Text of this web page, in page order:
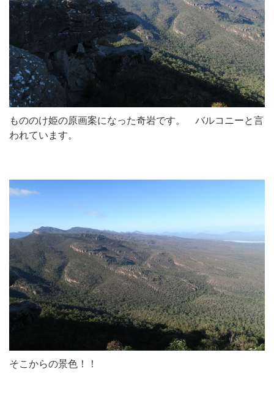
もののけ姫の原画案になった奇岩です。 バルコニーと言
われています。
そこからの景色！！